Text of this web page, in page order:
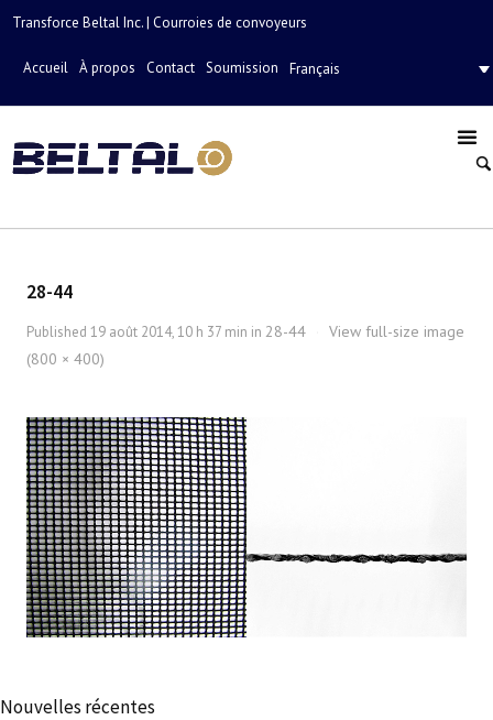
Transforce Beltal Inc. | Courroies de convoyeurs
Accueil À propos Contact Soumission Français
28-44
Published 19 août 2014, 10 h 37 min in 28-44
View full-size image
(800 × 400)
Nouvelles récentes